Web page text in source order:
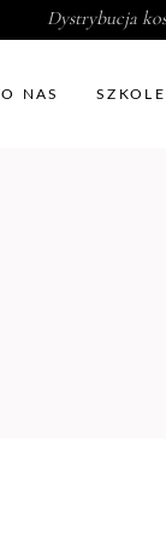
Dystrybucja
O NAS